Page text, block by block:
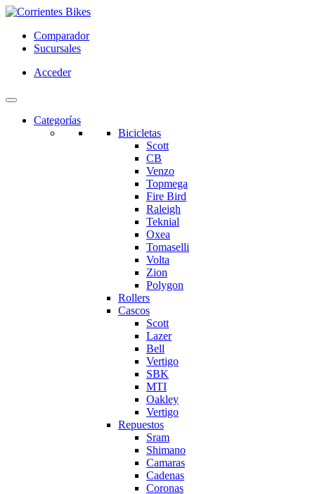
Comparador
Sucursales
Acceder
Categorías
Bicicletas
Scott
CB
Venzo
Topmega
Fire Bird
Raleigh
Teknial
Oxea
Tomaselli
Volta
Zion
Polygon
Rollers
Cascos
Scott
Lazer
Bell
Vertigo
SBK
MTI
Oakley
Vertigo
Repuestos
Sram
Shimano
Camaras
Cadenas
Coronas